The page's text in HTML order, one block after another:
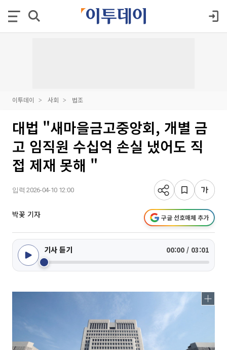
이투데이 사회 법조
대법 "새마을금고중앙회, 개별 금
고 임직원 수십억 손실 냈어도 직
접 제재 못해 "
입력 2026-04-10 12:00
박꽃 기자 구글 선호매체 추가
기사 듣기 00:00 / 03:01